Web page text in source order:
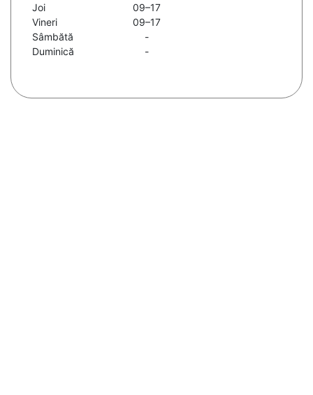
Joi
09–17
Vineri
09–17
Sâmbătă
-
Duminică
-